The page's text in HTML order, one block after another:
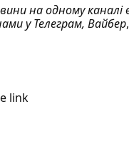
на одному каналі
уТелеграм, Вайбер,
link